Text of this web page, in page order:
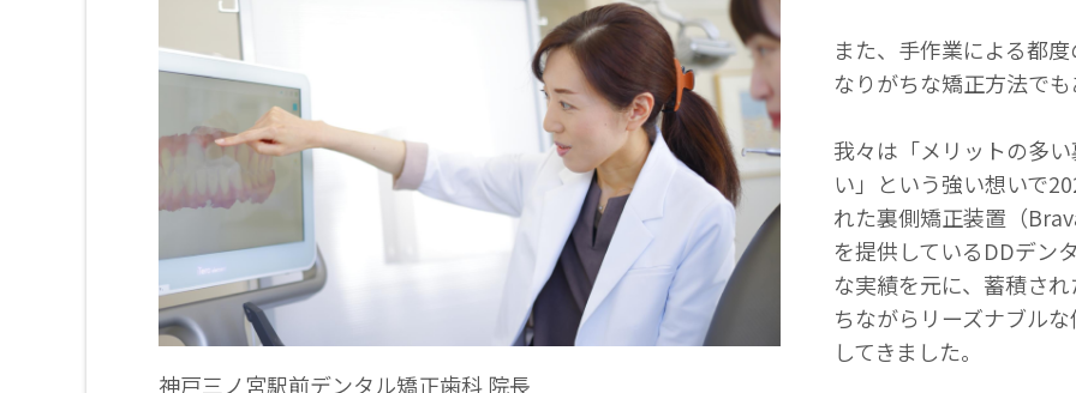
神戸三ノ宮駅前デンタル矯正歯科 院長
また、手作業による都
なりがちな矯正方法で
我々は「メリットの多
い」という強い想いで
れた裏側矯正装置（
を提供しているDDデン
な実績を元に、蓄積さ
ちながらリーズナブル
してきました。